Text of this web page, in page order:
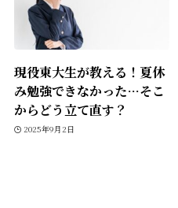
現役東大生が教える！夏休
み勉強できなかった…そこ
からどう立て直す？
2025年9月2日